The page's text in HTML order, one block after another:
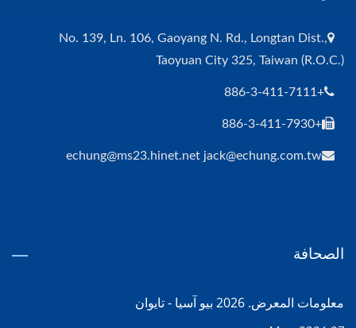
No. 139, Ln. 106, Gaoyang N. Rd., Longtan Dist.,
Taoyuan City 325, Taiwan (R.O.C.)
+886-3-411-7111
+886-3-411-7930
echung@ms23.hinet.net jack@echung.com.tw
الصحافة
معلومات المعرض. 2026 بيو آسيا - تايوان